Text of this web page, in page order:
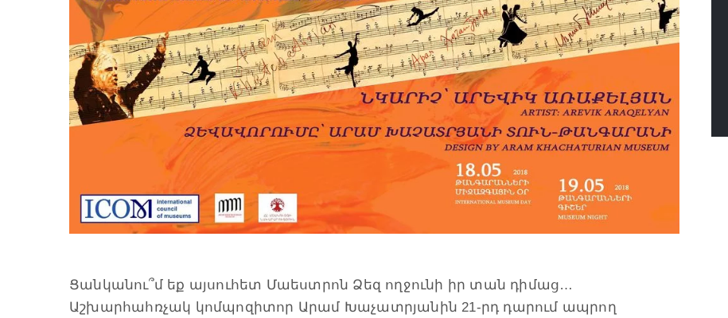
Ցանկանու՞մ եք այսուհետ Մաեստրոն Ձեզ ողջունի իր տան դիմաց…
Աշխարհահռչակ կոմպոզիտոր Արամ Խաչատրյանին 21-րդ դարում ապրող